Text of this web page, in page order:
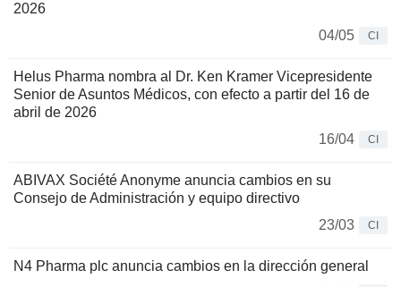
2026
04/05
CI
Helus Pharma nombra al Dr. Ken Kramer Vicepresidente
Senior de Asuntos Médicos, con efecto a partir del 16 de
abril de 2026
16/04
CI
ABIVAX Société Anonyme anuncia cambios en su
Consejo de Administración y equipo directivo
23/03
CI
N4 Pharma plc anuncia cambios en la dirección general